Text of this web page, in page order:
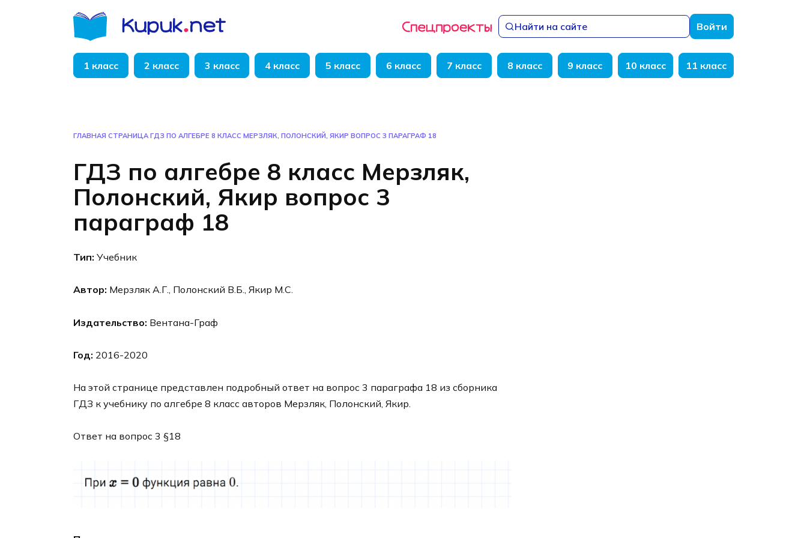
Найти на сайте Войти
1 класс 2 класс 3 класс 4 класс 5 класс 6 класс 7 класс 8 класс 9 класс 10 класс 11 класс
ГЛАВНАЯ СТРАНИЦА ГДЗ ПО АЛГЕБРЕ 8 КЛАСС МЕРЗЛЯК, ПОЛОНСКИЙ, ЯКИР ВОПРОС 3 ПАРАГРАФ 18
ГДЗ по алгебре 8 класс Мерзляк,
Полонский, Якир вопрос 3
параграф 18
Тип: Учебник
Автор: Мерзляк А.Г., Полонский В.Б., Якир М.С.
Издательство: Вентана-Граф
Год: 2016-2020
На этой странице представлен подробный ответ на вопрос 3 параграфа 18 из сборника
ГДЗ к учебнику по алгебре 8 класс авторов Мерзляк, Полонский, Якир.
Ответ на вопрос 3 §18